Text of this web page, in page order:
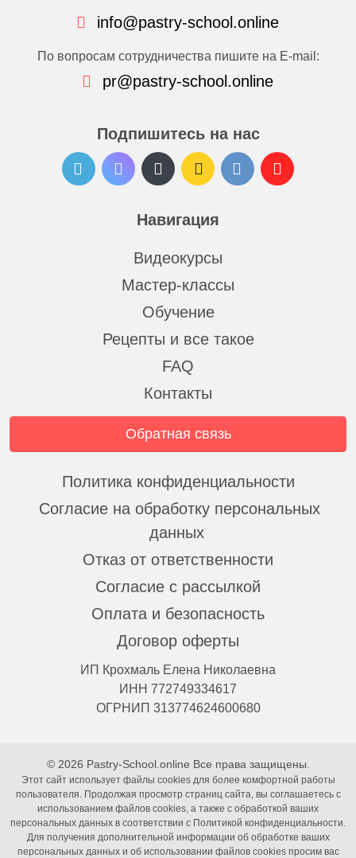
Навигация
Видеокурсы
Мастер-классы
Обучение
Рецепты и все такое
FAQ
Контакты
info@pastry-school.online
По вопросам сотрудничества пишите на E-mail:
pr@pastry-school.online
Подпишитесь на нас
Обратная связь
Политика конфиденциальности
Согласие на обработку персональных
данных
Отказ от ответственности
Согласие с рассылкой
Оплата и безопасность
Договор оферты
ИП Крохмаль Елена Николаевна
ИНН 772749334617
ОГРНИП 313774624600680
© 2026 Pastry-School.online Все права защищены.
Этот сайт использует файлы cookies для более комфортной работы
пользователя. Продолжая просмотр страниц сайта, вы соглашаетесь с
использованием файлов cookies, а также с обработкой ваших
персональных данных в соответствии с Политикой конфиденциальности.
Для получения дополнительной информации об обработке ваших
персональных данных и об использовании файлов cookies просим вас